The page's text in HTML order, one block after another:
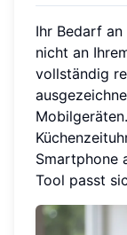
Ihr Bedarf
nicht an
vollständig
Smartphone
Tool passt